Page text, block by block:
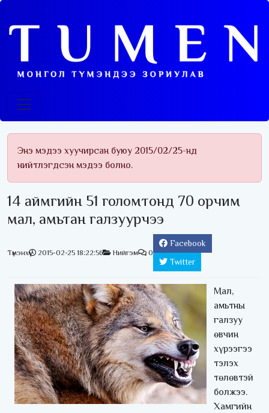
Энэ мэдээ хуучирсан буюу 2015/02/25-нд
нийтлэгдсэн мэдээ болно.
14 аймгийн 51 голомтонд 70 орчим
мал, амьтан галзуурчээ
Түмэнхүү 2015-02-25 18:22:56 Нийгэм 0
Facebook
Twitter
Мал,
амьтны
галзуу
өвчин
хүрээгээ
тэлэх
төлөвтэй
болжээ.
Хамгийн